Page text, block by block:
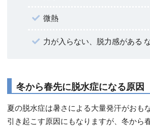
微熱
力が入らない、脱力感がある
冬から春先に脱水症になる原因
夏の脱水症は暑さによる大量発汗がおも
引き起こす原因にもなりますが、冬から